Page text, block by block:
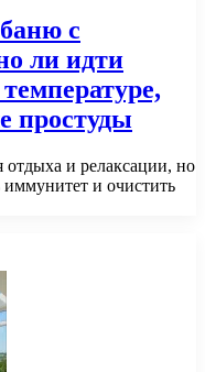
с
ли идти
простуды
отдыха и релаксации, но
и очистить